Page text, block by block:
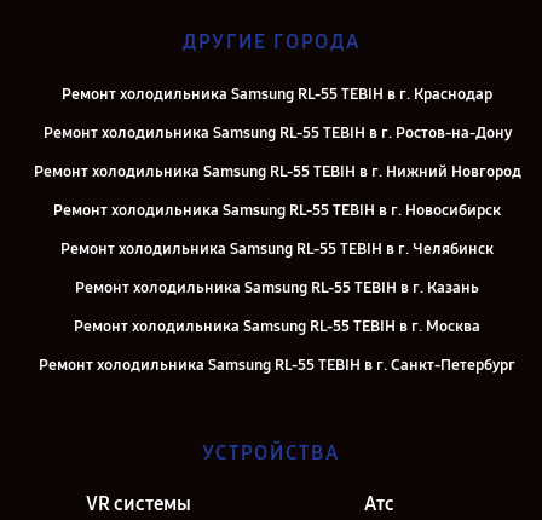
ДРУГИЕ ГОРОДА
Ремонт холодильника Samsung RL-55 TEBIH в г. Краснодар
Ремонт холодильника Samsung RL-55 TEBIH в г. Ростов-на-Дону
Ремонт холодильника Samsung RL-55 TEBIH в г. Нижний Новгород
Ремонт холодильника Samsung RL-55 TEBIH в г. Новосибирск
Ремонт холодильника Samsung RL-55 TEBIH в г. Челябинск
Ремонт холодильника Samsung RL-55 TEBIH в г. Казань
Ремонт холодильника Samsung RL-55 TEBIH в г. Москва
Ремонт холодильника Samsung RL-55 TEBIH в г. Санкт-Петербург
УСТРОЙСТВА
VR системы Атс